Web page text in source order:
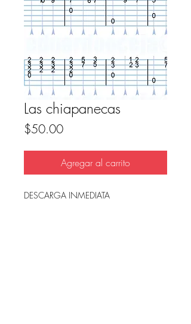
Las chiapanecas
$50.00Precio
Agregar al carrito
DESCARGA INMEDIATA